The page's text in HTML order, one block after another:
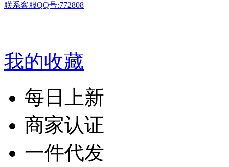
联系客服QQ号:772808
我的收藏
每日上新
商家认证
一件代发